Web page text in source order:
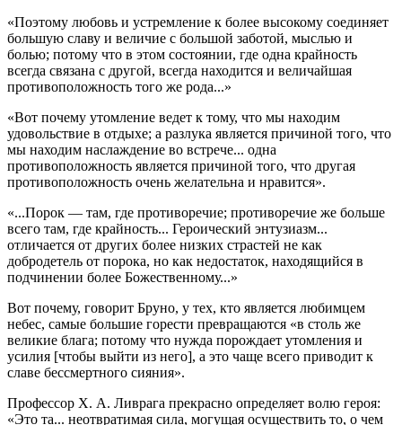
«Поэтому любовь и устремление к более высокому соединяет
большую славу и величие с большой заботой, мыслью и
болью; потому что в этом состоянии, где одна крайность
всегда связана с другой, всегда находится и величайшая
противоположность того же рода...»
«Вот почему утомление ведет к тому, что мы находим
удовольствие в отдыхе; а разлука является причиной того, что
мы находим наслаждение во встрече... одна
противоположность является причиной того, что другая
противоположность очень желательна и нравится».
«...Порок — там, где противоречие; противоречие же больше
всего там, где крайность... Героический энтузиазм...
отличается от других более низких страстей не как
добродетель от порока, но как недостаток, находящийся в
подчинении более Божественному...»
Вот почему, говорит Бруно, у тех, кто является любимцем
небес, самые большие горести превращаются «в столь же
великие блага; потому что нужда порождает утомления и
усилия [чтобы выйти из него], а это чаще всего приводит к
славе бессмертного сияния».
Профессор X. А. Ливрага прекрасно определяет волю героя:
«Это та... неотвратимая сила, могущая осуществить то, о чем